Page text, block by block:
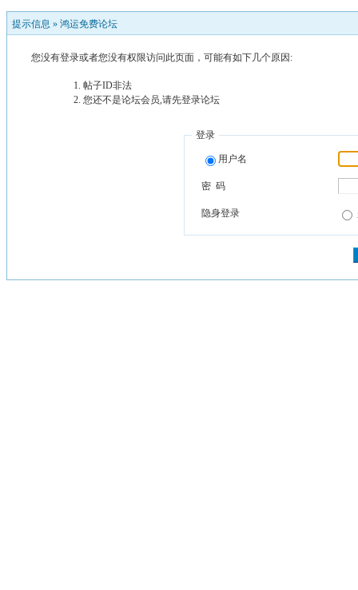
提示信息 » 鸿运免费论坛
您没有登录或者您没有权限访问此页面，可能有如下几个原因:
帖子ID非法
您还不是论坛会员,请先登录论坛
登录
用户名
密 码
隐身登录